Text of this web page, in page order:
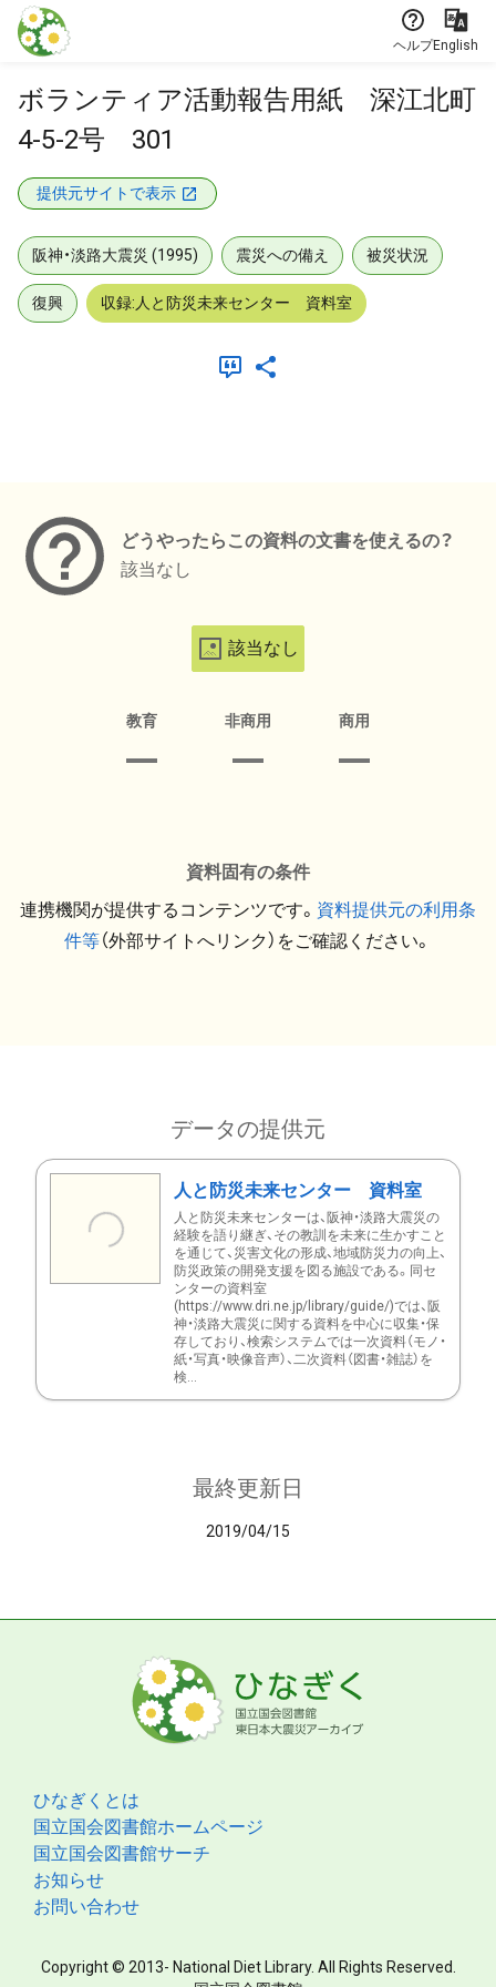
本文に飛ぶ
ヘルプEnglish
ボランティア活動報告用紙 深江北町
4-5-2号 301
提供元サイトで表示
阪神・淡路大震災 (1995) 震災への備え 被災状況
復興 収録:人と防災未来センター 資料室
どうやったらこの資料の文書を使えるの？
該当なし
該当なし
教育 非商用 商用
資料固有の条件
連携機関が提供するコンテンツです。 資料提供元の利用条
件等（外部サイトへリンク）をご確認ください。
データの提供元
人と防災未来センター 資料室
人と防災未来センターは、阪神・淡路大震災の
経験を語り継ぎ、その教訓を未来に生かすこと
を通じて、災害文化の形成、地域防災力の向上、
防災政策の開発支援を図る施設である。同セ
ンターの資料室
(https://www.dri.ne.jp/library/guide/)では、阪
神・淡路大震災に関する資料を中心に収集・保
存しており、検索システムでは一次資料（モノ・
紙・写真・映像音声）、二次資料（図書・雑誌）を
検...
最終更新日
2019/04/15
ひなぎくとは
国立国会図書館ホームページ
国立国会図書館サーチ
お知らせ
お問い合わせ
Copyright © 2013- National Diet Library. All Rights Reserved.